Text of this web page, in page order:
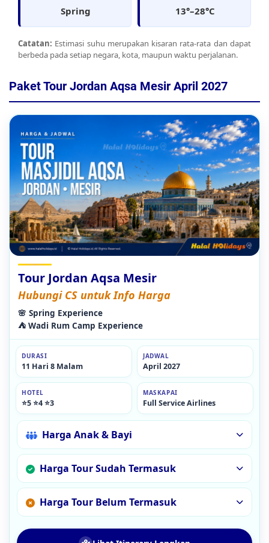
Spring
13°–28°C
Catatan: Estimasi suhu merupakan kisaran rata-rata dan dapat
berbeda pada setiap negara, kota, maupun waktu perjalanan.
Paket Tour Jordan Aqsa Mesir April 2027
Tour Jordan Aqsa Mesir
Hubungi CS untuk Info Harga
🌸 Spring Experience
⛺ Wadi Rum Camp Experience
DURASI
11 Hari 8 Malam
JADWAL
April 2027
HOTEL
⭐5 ⭐4 ⭐3
MASKAPAI
Full Service Airlines
Harga Anak & Bayi
Harga Tour Sudah Termasuk
Harga Tour Belum Termasuk